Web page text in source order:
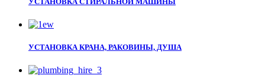
УСТАНОВКА КРАНА, РАКОВИНЫ, ДУША